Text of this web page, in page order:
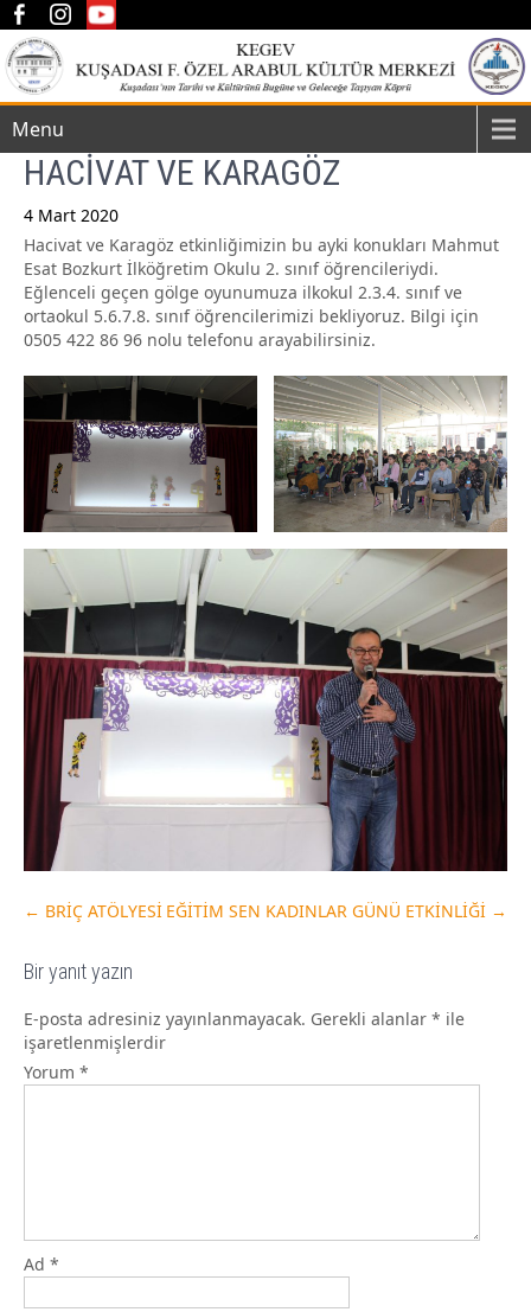
Menu
HACİVAT VE KARAGÖZ
4 Mart 2020
Hacivat ve Karagöz etkinliğimizin bu ayki konukları Mahmut
Esat Bozkurt İlköğretim Okulu 2. sınıf öğrencileriydi.
Eğlenceli geçen gölge oyunumuza ilkokul 2.3.4. sınıf ve
ortaokul 5.6.7.8. sınıf öğrencilerimizi bekliyoruz. Bilgi için
0505 422 86 96 nolu telefonu arayabilirsiniz.
Post
navigation
← BRİÇ ATÖLYESİ EĞİTİM SEN KADINLAR GÜNÜ ETKİNLİĞİ →
Bir yanıt yazın
E-posta adresiniz yayınlanmayacak. Gerekli alanlar * ile
işaretlenmişlerdir
Yorum *
Ad *